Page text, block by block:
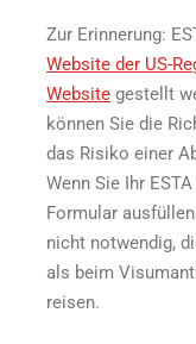
Zur Erinnerung:
Website der US-
Website gestellt
können Sie die
das Risiko einer
Wenn Sie Ihr
Formular
nicht notwendig,
als beim
reisen.